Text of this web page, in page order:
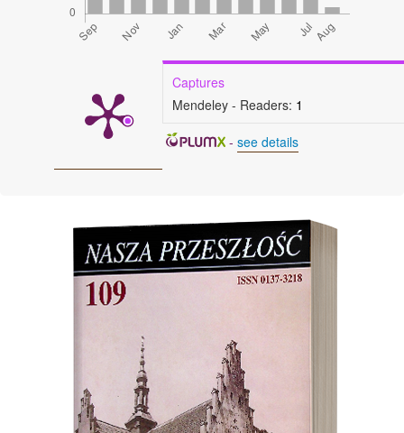
Captures
Mendeley - Readers: 1
- see details